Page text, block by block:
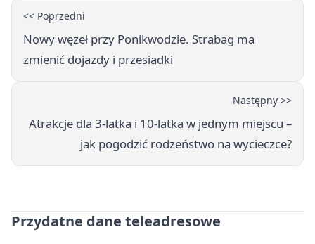
<< Poprzedni
Nowy węzeł przy Ponikwodzie. Strabag ma
zmienić dojazdy i przesiadki
Następny >>
Atrakcje dla 3-latka i 10-latka w jednym miejscu –
jak pogodzić rodzeństwo na wycieczce?
Przydatne dane teleadresowe